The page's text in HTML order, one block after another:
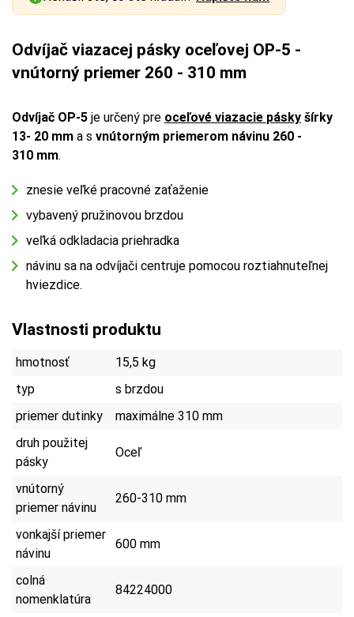
Odvíjač viazacej pásky oceľovej OP-5 -
vnútorný priemer 260 - 310 mm
Odvíjač OP-5 je určený pre oceľové viazacie pásky šírky
13- 20 mm a s vnútorným priemerom návinu 260 -
310 mm.
znesie veľké pracovné zaťaženie
vybavený pružinovou brzdou
veľká odkladacia priehradka
návinu sa na odvíjači centruje pomocou roztiahnuteľnej
hviezdice.
Vlastnosti produktu
hmotnosť
15,5 kg
typ
s brzdou
priemer dutinky
maximálne 310 mm
druh použitej
pásky
Oceľ
vnútorný
priemer návinu
260-310 mm
vonkajší priemer
návinu
600 mm
colná
nomenklatúra
84224000